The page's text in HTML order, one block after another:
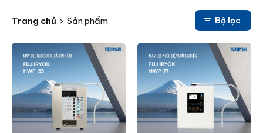
Trang chủ Sản phẩm Bộ lọc